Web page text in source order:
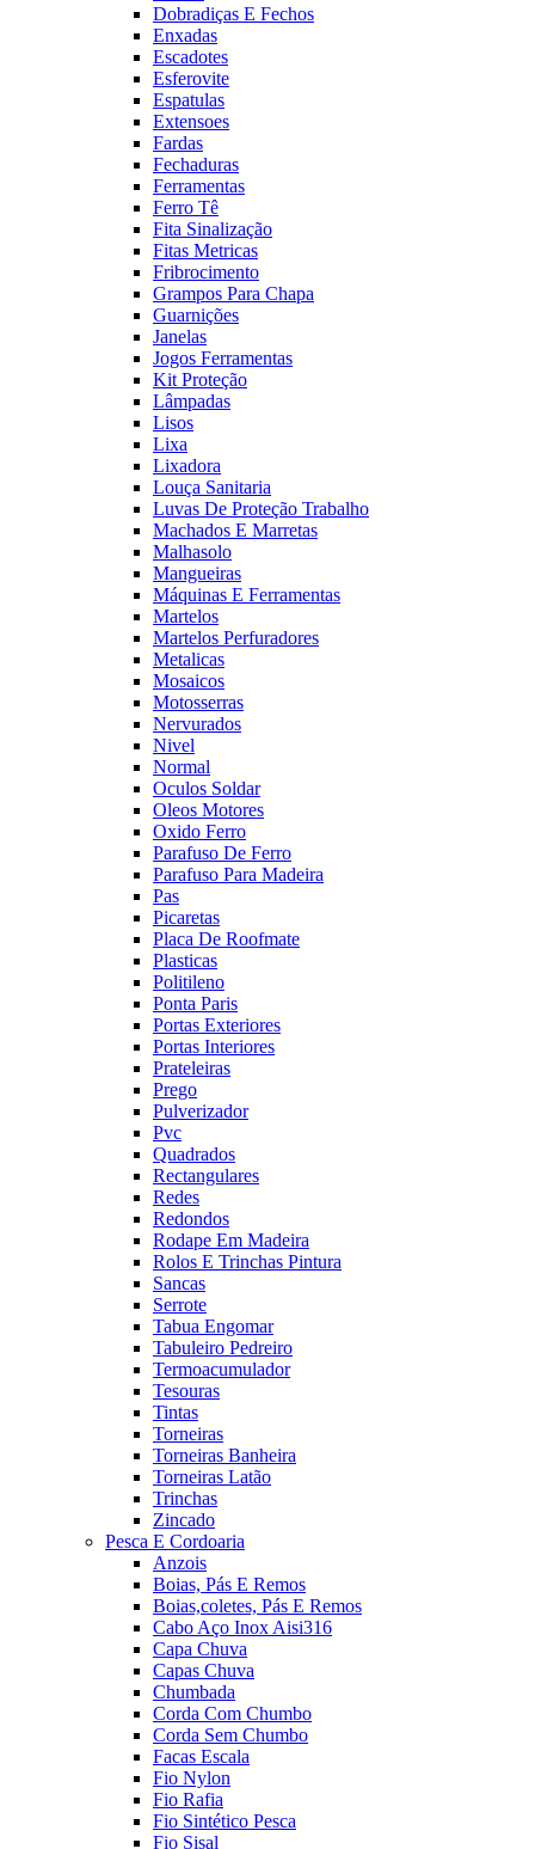
Dobradiças E Fechos
Enxadas
Escadotes
Esferovite
Espatulas
Extensoes
Fardas
Fechaduras
Ferramentas
Ferro Tê
Fita Sinalização
Fitas Metricas
Fribrocimento
Grampos Para Chapa
Guarnições
Janelas
Jogos Ferramentas
Kit Proteção
Lâmpadas
Lisos
Lixa
Lixadora
Louça Sanitaria
Luvas De Proteção Trabalho
Machados E Marretas
Malhasolo
Mangueiras
Máquinas E Ferramentas
Martelos
Martelos Perfuradores
Metalicas
Mosaicos
Motosserras
Nervurados
Nivel
Normal
Oculos Soldar
Oleos Motores
Oxido Ferro
Parafuso De Ferro
Parafuso Para Madeira
Pas
Picaretas
Placa De Roofmate
Plasticas
Politileno
Ponta Paris
Portas Exteriores
Portas Interiores
Prateleiras
Prego
Pulverizador
Pvc
Quadrados
Rectangulares
Redes
Redondos
Rodape Em Madeira
Rolos E Trinchas Pintura
Sancas
Serrote
Tabua Engomar
Tabuleiro Pedreiro
Termoacumulador
Tesouras
Tintas
Torneiras
Torneiras Banheira
Torneiras Latão
Trinchas
Zincado
Pesca E Cordoaria
Anzois
Boias, Pás E Remos
Boias,coletes, Pás E Remos
Cabo Aço Inox Aisi316
Capa Chuva
Capas Chuva
Chumbada
Corda Com Chumbo
Corda Sem Chumbo
Facas Escala
Fio Nylon
Fio Rafia
Fio Sintético Pesca
Fio Sisal